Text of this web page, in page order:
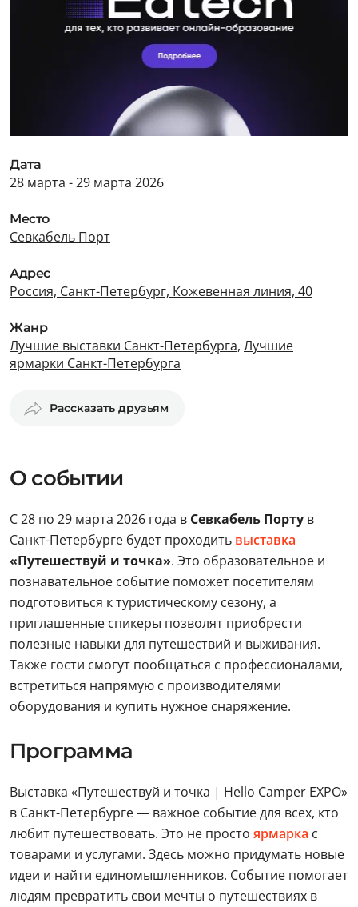
Дата
28 марта - 29 марта 2026
Место
Севкабель Порт
Адрес
Россия, Санкт-Петербург, Кожевенная линия, 40
Жанр
Лучшие выставки Санкт-Петербурга, Лучшие
ярмарки Санкт-Петербурга
Рассказать друзьям
О событии
С 28 по 29 марта 2026 года в Севкабель Порту в
Санкт-Петербурге будет проходить выставка
«Путешествуй и точка». Это образовательное и
познавательное событие поможет посетителям
подготовиться к туристическому сезону, а
приглашенные спикеры позволят приобрести
полезные навыки для путешествий и выживания.
Также гости смогут пообщаться с профессионалами,
встретиться напрямую с производителями
оборудования и купить нужное снаряжение.
Программа
Выставка «Путешествуй и точка | Hello Camper EXPO»
в Санкт-Петербурге — важное событие для всех, кто
любит путешествовать. Это не просто ярмарка с
товарами и услугами. Здесь можно придумать новые
идеи и найти единомышленников. Событие помогает
людям превратить свои мечты о путешествиях в